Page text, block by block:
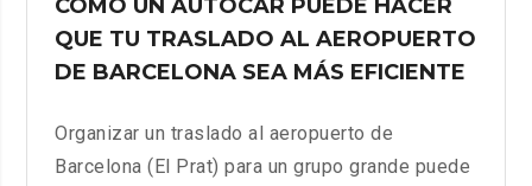
CÓMO UN AUTOCAR PUEDE HACER
QUE TU TRASLADO AL AEROPUERTO
DE BARCELONA SEA MÁS EFICIENTE
Organizar un traslado al aeropuerto de
Barcelona (El Prat) para un grupo grande puede